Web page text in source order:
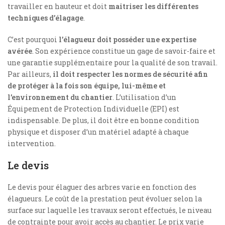
travailler en hauteur et doit maitriser les différentes
techniques d’élagage.
C’est pourquoi l’élagueur doit posséder une expertise
avérée. Son expérience constitue un gage de savoir-faire et
une garantie supplémentaire pour la qualité de son travail.
Par ailleurs, il doit respecter les normes de sécurité afin
de protéger à la fois son équipe, lui-même et
l’environnement du chantier. L’utilisation d’un
Équipement de Protection Individuelle (EPI) est
indispensable. De plus, il doit être en bonne condition
physique et disposer d’un matériel adapté à chaque
intervention.
Le devis
Le devis pour élaguer des arbres varie en fonction des
élagueurs. Le coût de la prestation peut évoluer selon la
surface sur laquelle les travaux seront effectués, le niveau
de contrainte pour avoir accès au chantier. Le prix varie